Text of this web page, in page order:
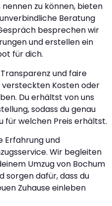
zu können, bieten
Beratung
besprechen wir
und erstellen ein
für dich.
und faire
versteckten Kosten oder
Du erhältst von uns
sodass du genau
für welchen Preis erhältst.
Erfahrung und
Wir begleiten
Umzug von Bochum
sorgen dafür, dass du
Zuhause einleben